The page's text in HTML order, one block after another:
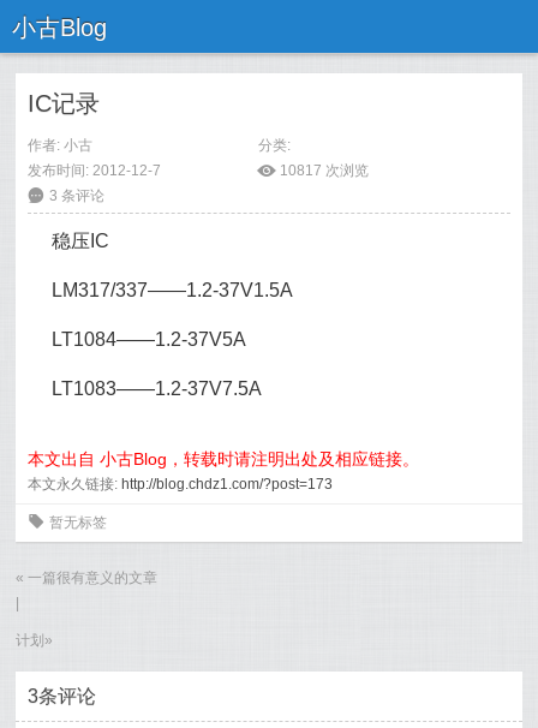
小古Blog
IC记录
作者:小古
分类:
发布时间: 2012-12-7
ė 10817 次浏览
6 3 条评论
稳压IC
LM317/337——1.2-37V1.5A
LT1084——1.2-37V5A
LT1083——1.2-37V7.5A
本文出自 小古Blog，转载时请注明出处及相应链接。
本文永久链接: http://blog.chdz1.com/?post=173
0 暂无标签
«一篇很有意义的文章
计划 »
3条评论